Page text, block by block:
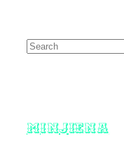
minjiena